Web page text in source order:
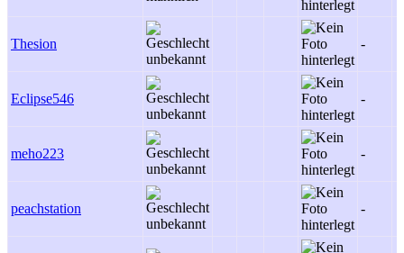
Thesion -
Eclipse546 -
meho223 -
peachstation -